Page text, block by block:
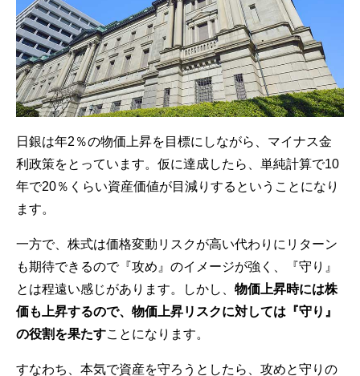
日銀は年2％の物価上昇を目標にしながら、マイナス金
利政策をとっています。仮に達成したら、単純計算で10
年で20％くらい資産価値が目減りするということになり
ます。
一方で、株式は価格変動リスクが高い代わりにリターン
も期待できるので『攻め』のイメージが強く、『守り』
とは程遠い感じがあります。しかし、 物価上昇時には株
価も上昇するので、物価上昇リスクに対しては『守り』
の役割を果たす ことになります。
すなわち、本気で資産を守ろうとしたら、攻めと守りの